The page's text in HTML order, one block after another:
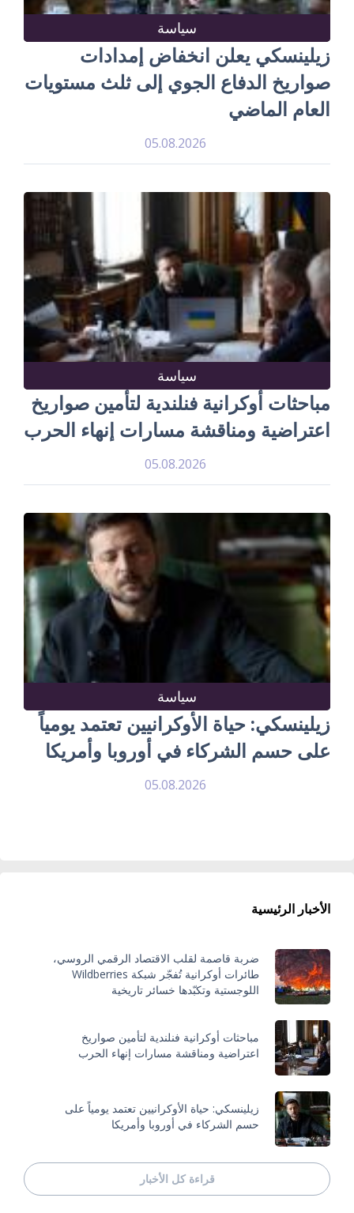
سياسة
زيلينسكي يعلن انخفاض إمدادات
صواريخ الدفاع الجوي إلى ثلث مستويات
العام الماضي
05.08.2026
سياسة
مباحثات أوكرانية فنلندية لتأمين صواريخ
اعتراضية ومناقشة مسارات إنهاء الحرب
05.08.2026
سياسة
زيلينسكي: حياة الأوكرانيين تعتمد يومياً
على حسم الشركاء في أوروبا وأمريكا
05.08.2026
الأخبار الرئيسية
ضربة قاصمة لقلب الاقتصاد الرقمي الروسي،
طائرات أوكرانية تُفجّر شبكة Wildberries
اللوجستية وتكبّدها خسائر تاريخية
مباحثات أوكرانية فنلندية لتأمين صواريخ
اعتراضية ومناقشة مسارات إنهاء الحرب
زيلينسكي: حياة الأوكرانيين تعتمد يومياً على
حسم الشركاء في أوروبا وأمريكا
قراءة كل الأخبار